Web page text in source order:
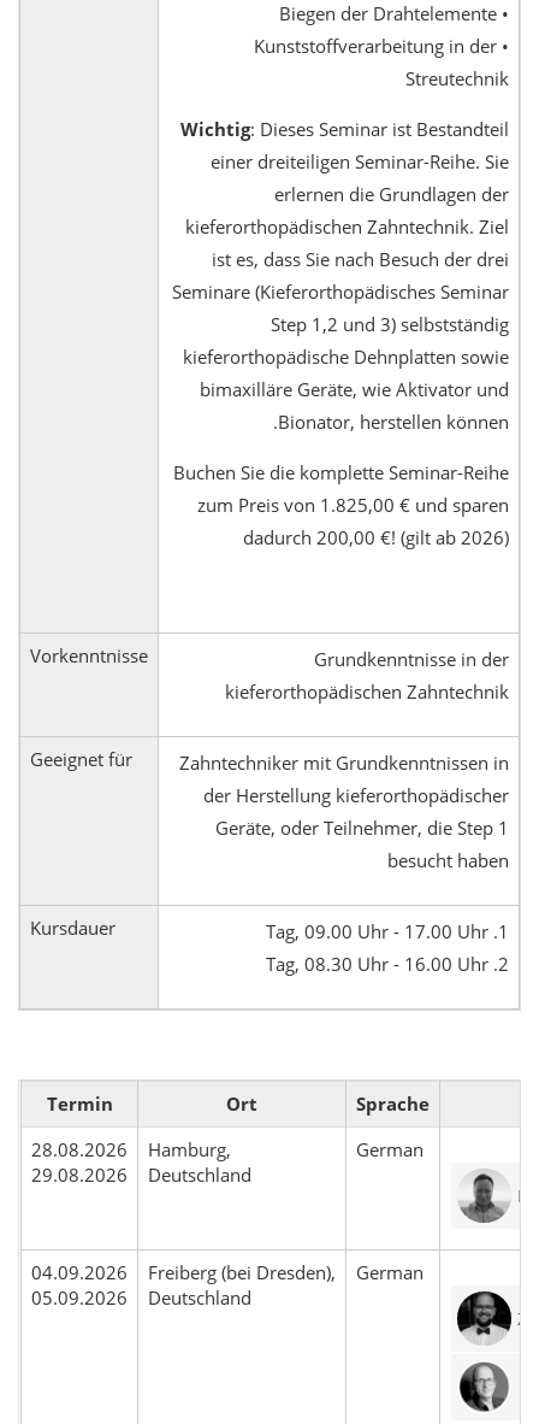
• Biegen der Drahtelemente
• Kunststoffverarbeitung in der
Streutechnik
Wichtig: Dieses Seminar ist Bestandteil
einer dreiteiligen Seminar-Reihe. Sie
erlernen die Grundlagen der
kieferorthopädischen Zahntechnik. Ziel
ist es, dass Sie nach Besuch der drei
Seminare (Kieferorthopädisches Seminar
Step 1,2 und 3) selbstständig
kieferorthopädische Dehnplatten sowie
bimaxilläre Geräte, wie Aktivator und
Bionator, herstellen können.
Buchen Sie die komplette Seminar-Reihe
zum Preis von 1.825,00 € und sparen
dadurch 200,00 €! (gilt ab 2026)
Vorkenntnisse
Grundkenntnisse in der
kieferorthopädischen Zahntechnik
Geeignet für
Zahntechniker mit Grundkenntnissen in
der Herstellung kieferorthopädischer
Geräte, oder Teilnehmer, die Step 1
besucht haben
Kursdauer
1. Tag, 09.00 Uhr - 17.00 Uhr
2. Tag, 08.30 Uhr - 16.00 Uhr
Termin Ort Sprache
28.08.2026
29.08.2026
Hamburg,
Deutschland
German
04.09.2026
05.09.2026
Freiberg (bei Dresden),
Deutschland
German